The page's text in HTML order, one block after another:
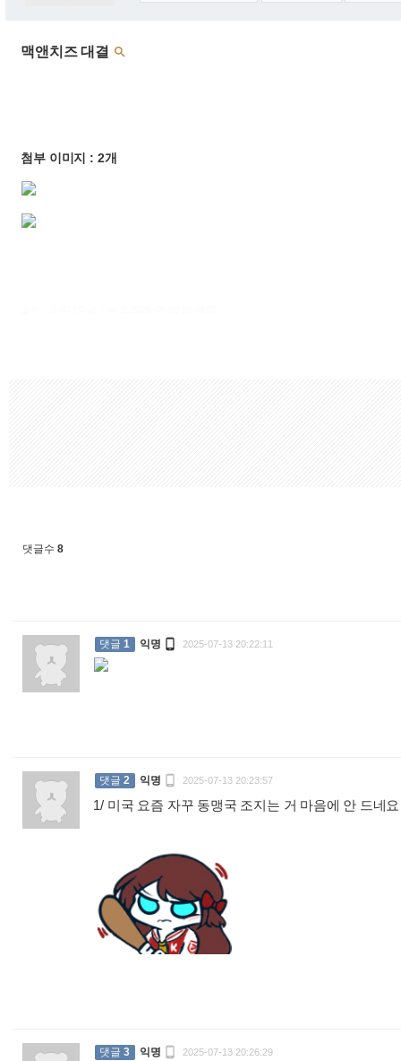
맥앤치즈 대결 
첨부 이미지 : 2개
댓글수 8
댓글 1 익명  2025-07-13 20:22:11
댓글 2 익명  2025-07-13 20:23:57
1/ 미국 요즘 자꾸 동맹국 조지는 거 마음에 안 드네요
댓글 3 익명  2025-07-13 20:26:29